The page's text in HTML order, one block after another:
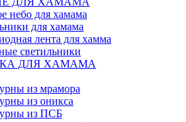
небо для хамама
для хамама
лента для хамма
светильники
ДЛЯ ХАМАМА
из мрамора
из оникса
из ПСБ